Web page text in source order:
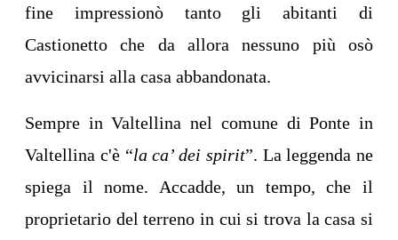
fine impressionò tanto gli abitanti di
Castionetto che da allora nessuno più osò
avvicinarsi alla casa abbandonata.
Sempre in Valtellina nel comune di Ponte in
Valtellina c'è “la ca’ dei spirit”. La leggenda ne
spiega il nome. Accadde, un tempo, che il
proprietario del terreno in cui si trova la casa si